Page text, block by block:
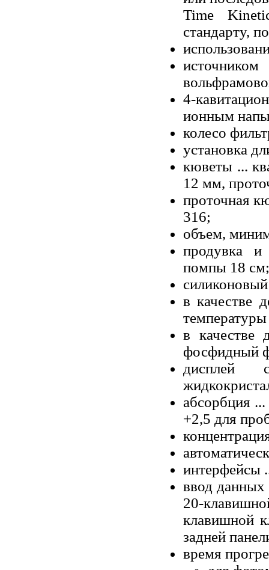
Time
стандарту,
4-
ионным
колесо
установка
кюветы ...
12 мм,
проточная
316;
объем,
продувка и
помпы 18 см;
в качестве
в качестве
фосфидный
абсорбция
+2,5 для
интерфейсы
ввод
20-
клавишной
задней
время